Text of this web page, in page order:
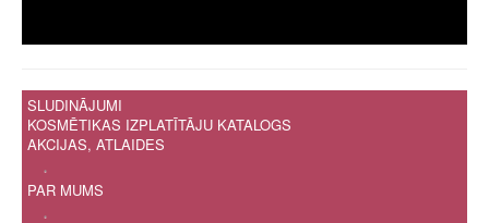
SLUDINĀJUMI
KOSMĒTIKAS IZPLATĪTĀJU KATALOGS
AKCIJAS, ATLAIDES
.
PAR MUMS
.